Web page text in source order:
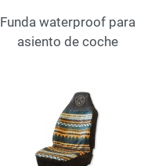
Funda waterproof para
asiento de coche